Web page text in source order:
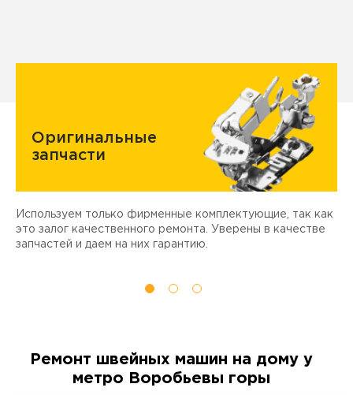
Оригинальные
запчасти
Используем только фирменные комплектующие, так как
это залог качественного ремонта. Уверены в качестве
запчастей и даем на них гарантию.
Ремонт швейных машин на дому у
метро Воробьевы горы